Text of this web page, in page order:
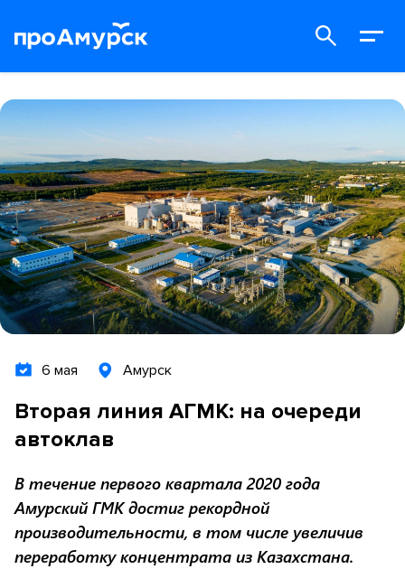
6 мая Амурск
Вторая линия АГМК: на очереди
автоклав
В течение первого квартала 2020 года
Амурский ГМК достиг рекордной
производительности, в том числе увеличив
переработку концентрата из Казахстана.